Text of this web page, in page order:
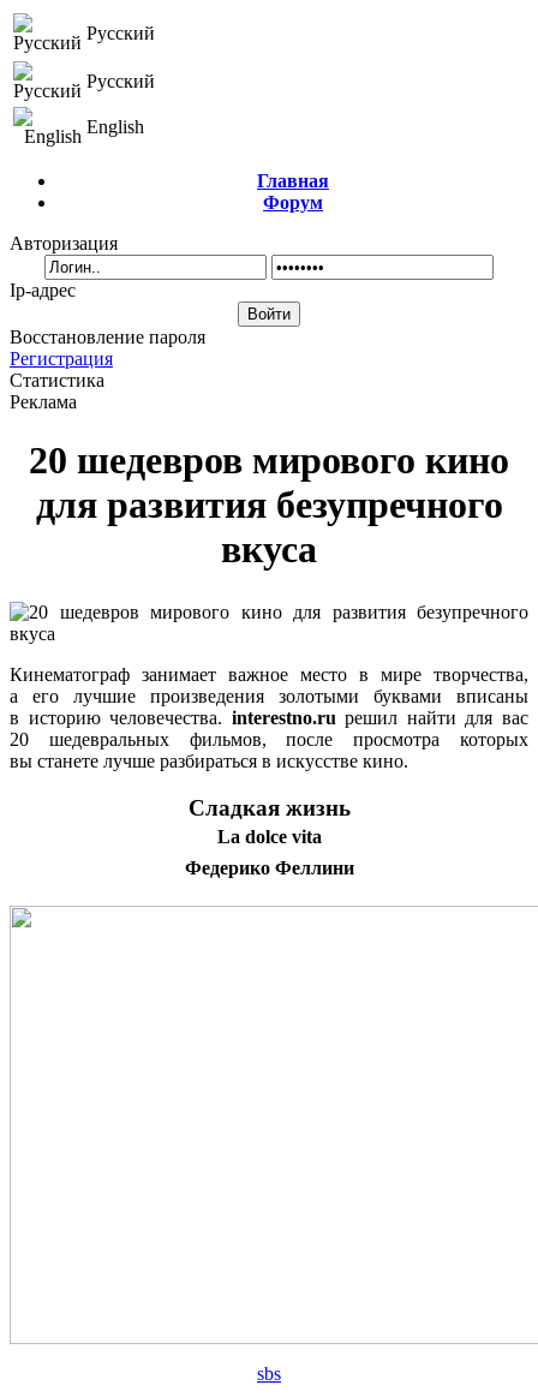
Русский
Русский
English
Главная
Форум
Авторизация
Ip-адрес
Восстановление пароля
Регистрация
Статистика
Реклама
20 шедевров мирового кино
для развития безупречного
вкуса
Кинематограф занимает важное место в мире творчества,
а его лучшие произведения золотыми буквами вписаны
в историю человечества. interestno.ru решил найти для вас
20 шедевральных фильмов, после просмотра которых
вы станете лучше разбираться в искусстве кино.
Сладкая жизнь
La dolce vita
Федерико Феллини
sbs